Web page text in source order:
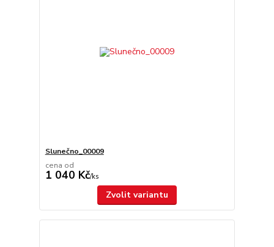
Slunečno_00009
cena od
1 040 Kč/ks
Zvolit variantu